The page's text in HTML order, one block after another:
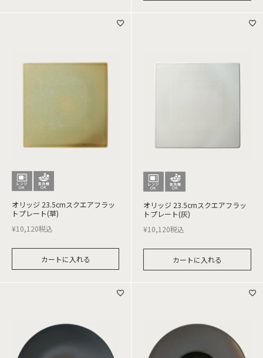
オリッジ 23.5cmスクエアフラッ
トプレート(草)
¥10,120税込
カートに入れる
オリッジ 23.5cmスクエアフラッ
トプレート(灰)
¥10,120税込
カートに入れる